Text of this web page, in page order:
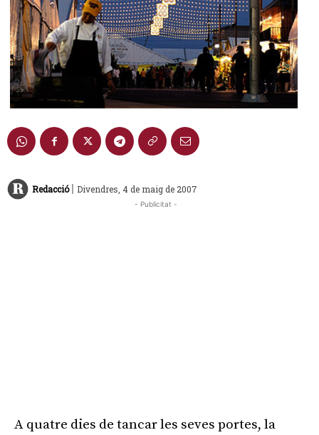
Redacció | Divendres, 4 de maig de 2007
- Publicitat -
A quatre dies de tancar les seves portes, la